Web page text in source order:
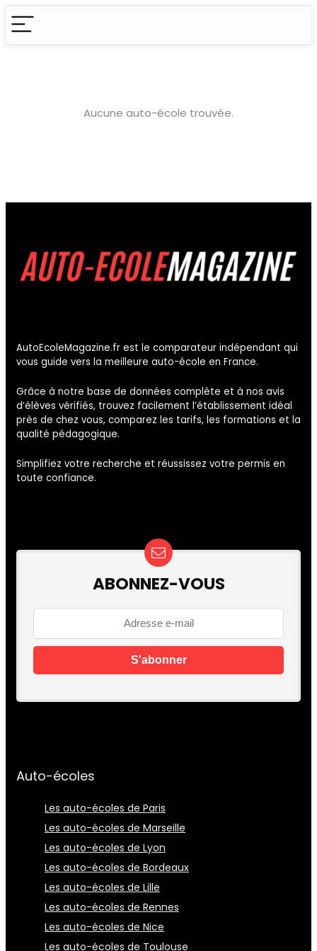
Aucune auto-école trouvée.
AutoEcoleMagazine.fr est le comparateur indépendant qui
vous guide vers la meilleure auto-école en France.
Grâce à notre base de données complète et à nos avis
d’élèves vérifiés, trouvez facilement l’établissement idéal
près de chez vous, comparez les tarifs, les formations et la
qualité pédagogique.
Simplifiez votre recherche et réussissez votre permis en
toute confiance.
ABONNEZ-VOUS
Auto-écoles
Les auto-écoles de Paris
Les auto-écoles de Marseille
Les auto-écoles de Lyon
Les auto-écoles de Bordeaux
Les auto-écoles de Lille
Les auto-écoles de Rennes
Les auto-écoles de Nice
Les auto-écoles de Toulouse